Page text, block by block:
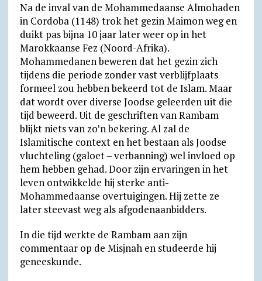
Na de inval van de Mohammedaanse Almohaden
in Cordoba (1148) trok het gezin Maimon weg en
duikt pas bijna 10 jaar later weer op in het
Marokkaanse Fez (Noord-Afrika).
Mohammedanen beweren dat het gezin zich
tijdens die periode zonder vast verblijfplaats
formeel zou hebben bekeerd tot de Islam. Maar
dat wordt over diverse Joodse geleerden uit die
tijd beweerd. Uit de geschriften van Rambam
blijkt niets van zo’n bekering. Al zal de
Islamitische context en het bestaan als Joodse
vluchteling (galoet – verbanning) wel invloed op
hem hebben gehad. Door zijn ervaringen in het
leven ontwikkelde hij sterke anti-
Mohammedaanse overtuigingen. Hij zette ze
later steevast weg als afgodenaanbidders.
In die tijd werkte de Rambam aan zijn
commentaar op de Misjnah en studeerde hij
geneeskunde.